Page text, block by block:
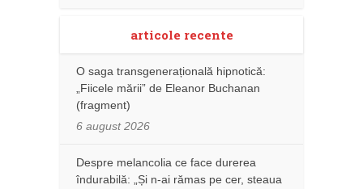
articole recente
O saga transgenerațională hipnotică:
„Fiicele mării” de Eleanor Buchanan
(fragment)
6 august 2026
Despre melancolia ce face durerea
îndurabilă: „Și n-ai rămas pe cer, steaua